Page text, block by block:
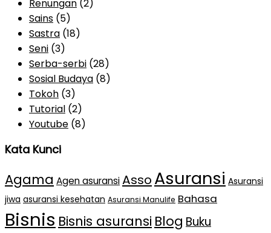
Renungan (2)
Sains (5)
Sastra (18)
Seni (3)
Serba-serbi (28)
Sosial Budaya (8)
Tokoh (3)
Tutorial (2)
Youtube (8)
Kata Kunci
Agama Agen asuransiAsso Asuransi Asuransi
jiwa asuransi kesehatan Asuransi Manulife Bahasa
Bisnis Bisnis asuransi Blog Buku